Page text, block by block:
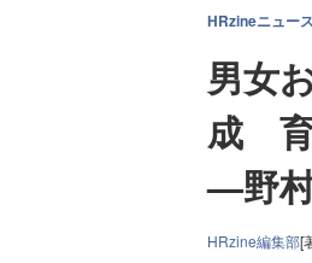
HRzineニュース
男女
成 育
—野
HRzine編集部[